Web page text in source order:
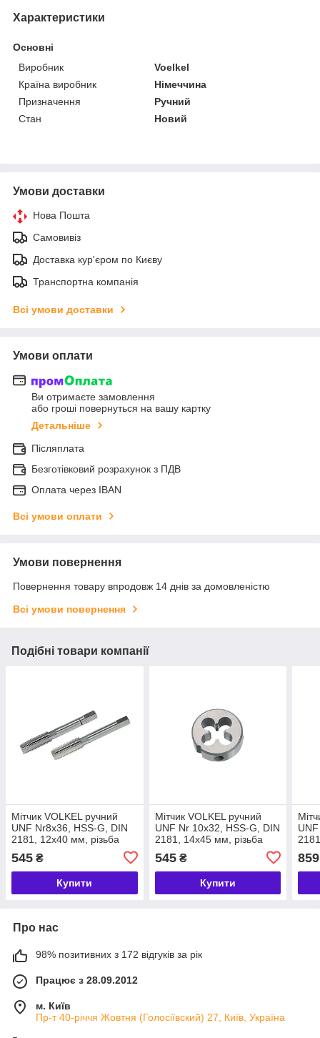
Характеристики
Основні
Виробник
Voelkel
Країна виробник
Німеччина
Призначення
Ручний
Стан
Новий
Умови доставки
Нова Пошта
Самовивіз
Доставка кур'єром по Києву
Транспортна компанія
Всі умови доставки
Умови оплати
Ви отримаєте замовлення
або гроші повернуться на вашу картку
Детальніше
Післяплата
Безготівковий розрахунок з ПДВ
Оплата через IBAN
Всі умови оплати
Умови повернення
Повернення товару впродовж 14 днів за домовленістю
Всі умови повернення
Подібні товари компанії
Мітчик VOLKEL ручний
UNF Nr8x36, HSS-G, DIN
2181, 12х40 мм, різьба
ANSI B1.1, для наскрізних
та глухих отворів,
неабразивні
545 ₴
Купити
Мітчик VOLKEL ручний
UNF Nr 10x32, HSS-G, DIN
2181, 14х45 мм, різьба
ANSI B1.1, для наскрізних
та глухих отворів,
неабразивні
545₴
Купити
та
859
Про нас
98% позитивних з 172 відгуків за рік
Працює з 28.09.2012
м. Київ
Пр-т 40-річчя Жовтня (Голосіївский) 27, Київ, Україна